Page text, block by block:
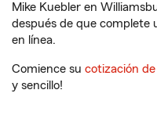
Mike Kuebler en
después de que complete
en línea.
Comience su cotización
y sencillo!